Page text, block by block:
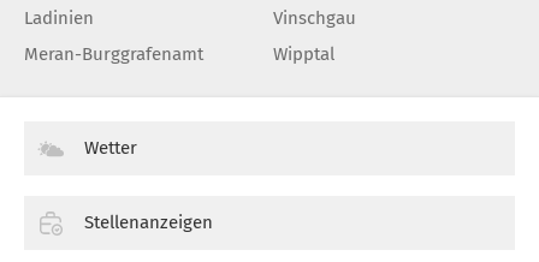
Ladinien
Meran-Burggrafenamt
Vinschgau
Wipptal
Wetter
Stellenanzeigen